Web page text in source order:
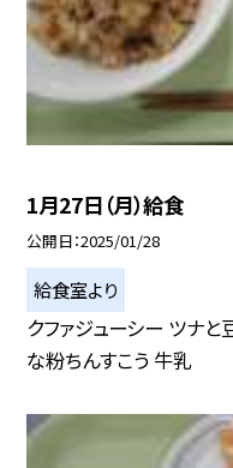
1月27日（月）給食
公開日 2025/01/28
給食室より
クファジューシー ツナと
な粉ちんすこう 牛乳